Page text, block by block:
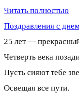
Читать полностью
Поздравления с
25 лет —
Четверть века
Пусть сияют тебе
Освещая все пути.